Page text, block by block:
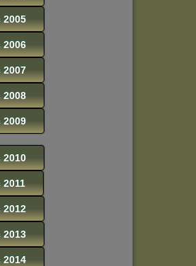
2005
2006
2007
2008
2009
2010
2011
2012
2013
2014